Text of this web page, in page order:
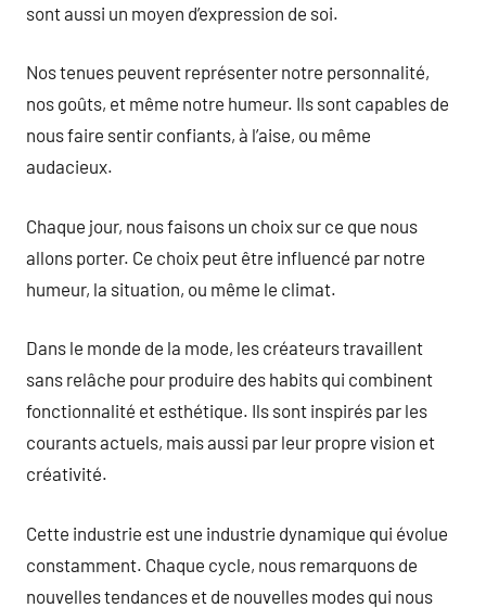
sont aussi un moyen d’expression de soi.
Nos tenues peuvent représenter notre personnalité,
nos goûts, et même notre humeur. Ils sont capables de
nous faire sentir confiants, à l’aise, ou même
audacieux.
Chaque jour, nous faisons un choix sur ce que nous
allons porter. Ce choix peut être influencé par notre
humeur, la situation, ou même le climat.
Dans le monde de la mode, les créateurs travaillent
sans relâche pour produire des habits qui combinent
fonctionnalité et esthétique. Ils sont inspirés par les
courants actuels, mais aussi par leur propre vision et
créativité.
Cette industrie est une industrie dynamique qui évolue
constamment. Chaque cycle, nous remarquons de
nouvelles tendances et de nouvelles modes qui nous